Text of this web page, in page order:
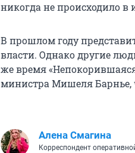
никогда не происходило в
В прошлом году
власти. Однако другие
же время
министра Мишеля Барнье,
Алена Смагина
Корреспондент